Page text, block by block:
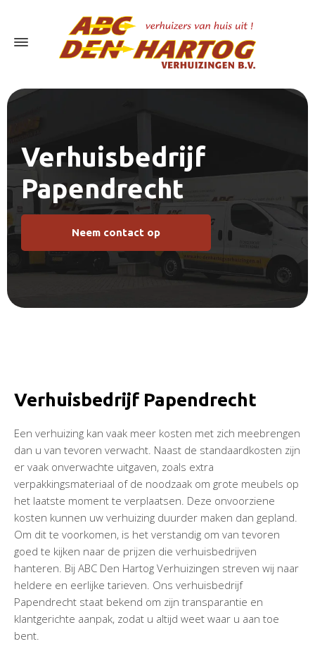
Verhuisbedrijf
Papendrecht
Neem contact op
Verhuisbedrijf Papendrecht
Een verhuizing kan vaak meer kosten met zich meebrengen
dan u van tevoren verwacht. Naast de standaardkosten zijn
er vaak onverwachte uitgaven, zoals extra
verpakkingsmateriaal of de noodzaak om grote meubels op
het laatste moment te verplaatsen. Deze onvoorziene
kosten kunnen uw verhuizing duurder maken dan gepland.
Om dit te voorkomen, is het verstandig om van tevoren
goed te kijken naar de prijzen die verhuisbedrijven
hanteren. Bij ABC Den Hartog Verhuizingen streven wij naar
heldere en eerlijke tarieven. Ons verhuisbedrijf
Papendrecht staat bekend om zijn transparantie en
klantgerichte aanpak, zodat u altijd weet waar u aan toe
bent.